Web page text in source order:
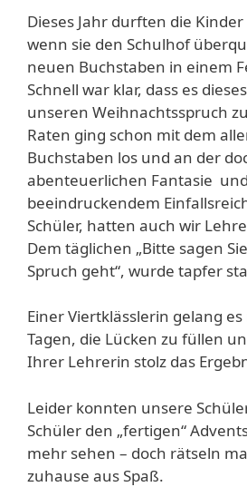
Dieses Jahr durften die
wenn sie den Schulhof
neuen Buchstaben in einem
Schnell war klar, dass es
unseren Weihnachtsspruch
Raten ging schon mit dem
Buchstaben los und an der
abenteuerlichen Fantasie
beeindruckendem
Schüler, hatten auch wir
Dem täglichen „Bitte sagen
Spruch geht“, wurde tapfer
Einer Viertklässlerin gelang
Tagen, die Lücken zu füllen
Ihrer Lehrerin stolz das
Leider konnten unsere
Schüler den „fertigen“
mehr sehen – doch rätseln
zuhause aus Spaß.